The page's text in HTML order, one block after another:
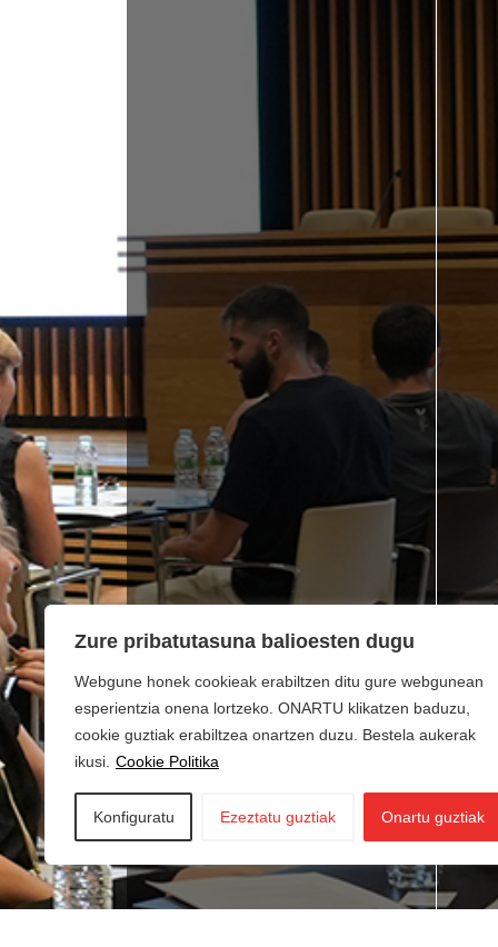
Zure pribatutasuna balioesten dugu
Webgune honek cookieak erabiltzen ditu gure webgunean
esperientzia onena lortzeko. ONARTU klikatzen baduzu,
cookie guztiak erabiltzea onartzen duzu. Bestela aukerak
ikusi. Cookie Politika
Konfiguratu Ezeztatu guztiak Onartu guztiak